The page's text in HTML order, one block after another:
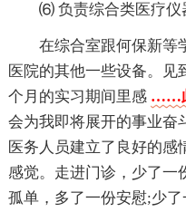
⑹ 负责综合类医疗仪
在综合室跟何保新等
医院的其他一些设备。见
个月的实习期间里感 ……
会为我即将展开的事业奋
医务人员建立了良好的感
感觉。走进门诊，少了一
孤单，多了一份安慰;少